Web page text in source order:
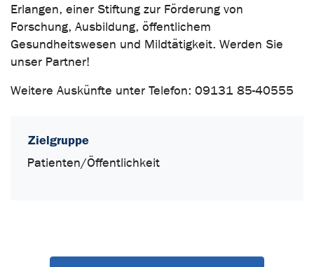
Erlangen, einer Stiftung zur Förderung von
Forschung, Ausbildung, öffentlichem
Gesundheitswesen und Mildtätigkeit. Werden Sie
unser Partner!
Weitere Auskünfte unter Telefon: 09131 85-40555
Zielgruppe
Patienten/Öffentlichkeit